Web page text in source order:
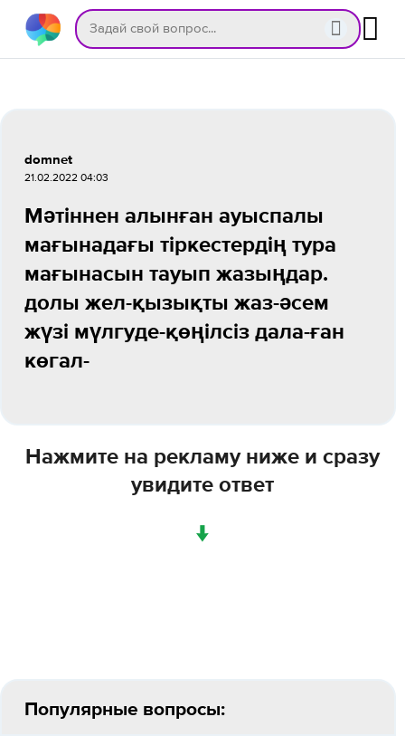
domnet
21.02.2022 04:03
Мәтіннен алынған ауыспалы
мағынадағы тіркестердің тура
мағынасын тауып жазыңдар.
долы жел-қызықты жаз-әсем
жүзі мүлгуде-қөңілсіз дала-ған
көгал- ​
Нажмите на рекламу ниже и сразу
увидите ответ
↓
Популярные вопросы: